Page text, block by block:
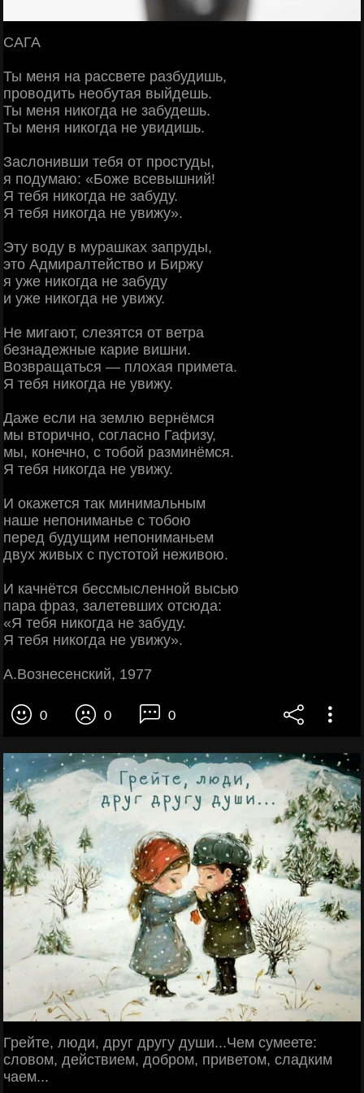
САГА
Ты меня на рассвете разбудишь,
проводить необутая выйдешь.
Ты меня никогда не забудешь.
Ты меня никогда не увидишь.
Заслонивши тебя от простуды,
я подумаю: «Боже всевышний!
Я тебя никогда не забуду.
Я тебя никогда не увижу».
Эту воду в мурашках запруды,
это Адмиралтейство и Биржу
я уже никогда не забуду
и уже никогда не увижу.
Не мигают, слезятся от ветра
безнадежные карие вишни.
Возвращаться — плохая примета.
Я тебя никогда не увижу.
Даже если на землю вернёмся
мы вторично, согласно Гафизу,
мы, конечно, с тобой разминёмся.
Я тебя никогда не увижу.
И окажется так минимальным
наше непониманье с тобою
перед будущим непониманьем
двух живых с пустотой неживою.
И качнётся бессмысленной высью
пара фраз, залетевших отсюда:
«Я тебя никогда не забуду.
Я тебя никогда не увижу».
А.Вознесенский, 1977
0 0 0
Грейте, люди, друг другу души...Чем сумеете:
словом, действием, добром, приветом, сладким
чаем...